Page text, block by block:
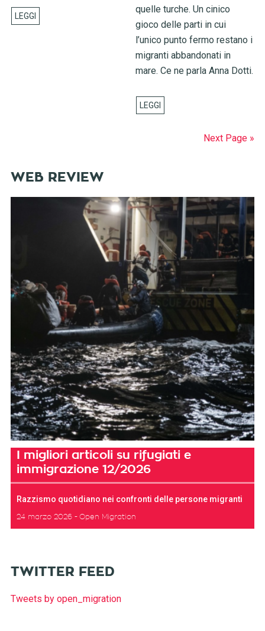
quelle turche. Un cinico
gioco delle parti in cui
l’unico punto fermo restano i
migranti abbandonati in
mare. Ce ne parla Anna Dotti.
Next Page »
WEB REVIEW
I migliori articoli su rifugiati e
immigrazione 12/2026
Razzismo quotidiano nei confronti delle persone migranti
24 marzo 2026 Open Migration
TWITTER FEED
Tweets by open_migration